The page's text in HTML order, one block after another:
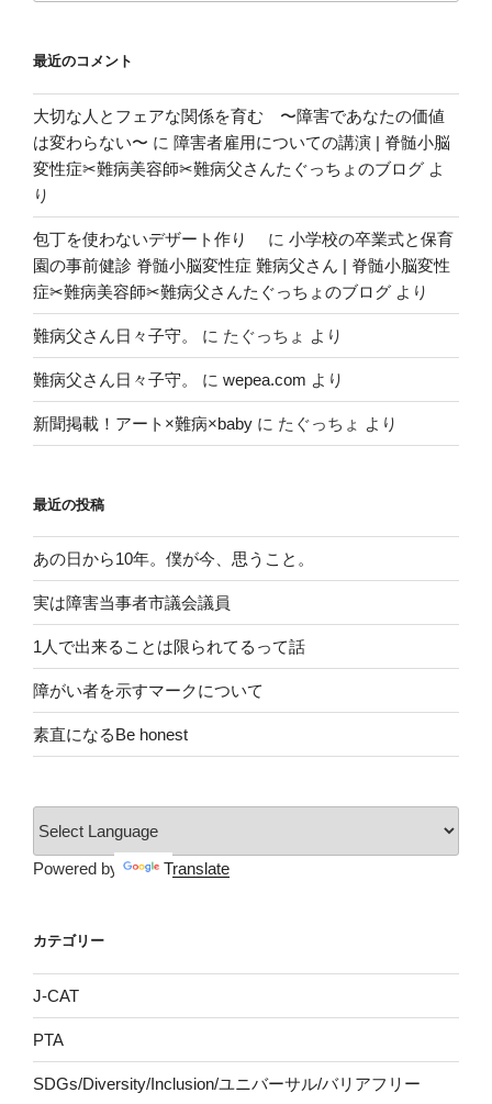
最近のコメント
大切な人とフェアな関係を育む 〜障害であなたの価値
は変わらない〜 に 障害者雇用についての講演 | 脊髄小脳
変性症✂︎難病美容師✂︎難病父さんたぐっちょのブログ よ
り
包丁を使わないデザート作り に 小学校の卒業式と保育
園の事前健診 脊髄小脳変性症 難病父さん | 脊髄小脳変性
症✂︎難病美容師✂︎難病父さんたぐっちょのブログ より
難病父さん日々子守。 に たぐっちょ より
難病父さん日々子守。 に wepea.com より
新聞掲載！アート×難病×baby に たぐっちょ より
最近の投稿
あの日から10年。僕が今、思うこと。
実は障害当事者市議会議員
1人で出来ることは限られてるって話
障がい者を示すマークについて
素直になるBe honest
Powered by Translate
カテゴリー
J-CAT
PTA
SDGs/Diversity/Inclusion/ユニバーサル/バリアフリー